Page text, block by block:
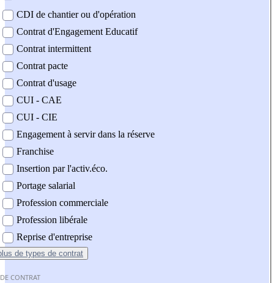
CDI de chantier ou d'opération
Contrat d'Engagement Educatif
Contrat intermittent
Contrat pacte
Contrat d'usage
CUI - CAE
CUI - CIE
Engagement à servir dans la réserve
Franchise
Insertion par l'activ.éco.
Portage salarial
Profession commerciale
Profession libérale
Reprise d'entreprise
de types de contrat
CONTRAT